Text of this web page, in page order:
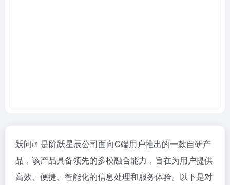
跃问
是阶跃星辰公司面向C端用户推出的一款自研产
品，该产品具备领先的多模融合能力，旨在为用户提供
高效、便捷、智能化的信息处理和服务体验。以下是对